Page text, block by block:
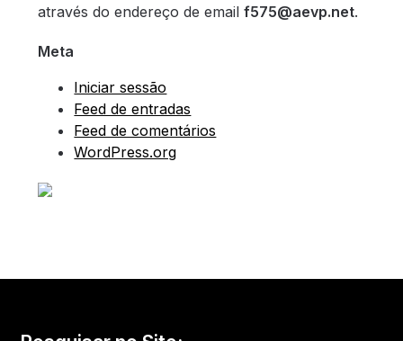
através do endereço de emailf575@aevp.net.
Meta
Iniciar sessão
Feed de entradas
Feed de comentários
WordPress.org